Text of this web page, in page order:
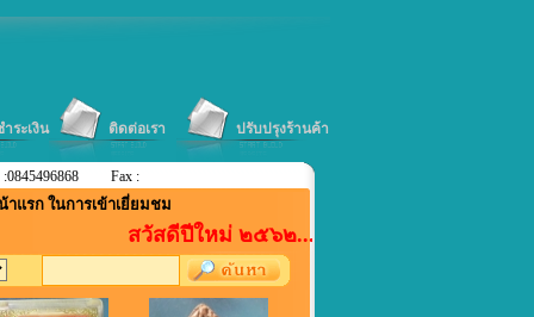
ระเงิน ติดต่อเรา ปรับปรุงร้านค้า
Fax :
าแรก ในการเข้าเยี่ยมชม
สวัสดีปีใหม่ ๒๕๖๒....ลดแหลก+แจกแถม....ตาม